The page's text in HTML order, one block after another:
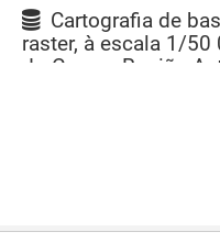
Cartografia de
raster, à escala 1/
do Corvo - Região